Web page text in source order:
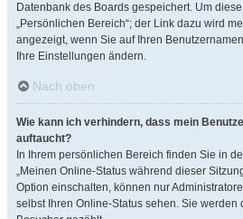
Datenbank des Boards gespeichert. Um
„Persönlichen Bereich“; der Link dazu wird
angezeigt, wenn Sie auf Ihren
Ihre Einstellungen ändern.
Nach oben
Wie kann ich verhindern, dass mein
auftaucht?
In Ihrem persönlichen Bereich finden Sie in
„Meinen Online-Status während dieser
Option einschalten, können nur
selbst Ihren Online-Status sehen. Sie werden